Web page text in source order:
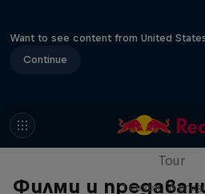
Want to see content from United
Continue
Филми и
WSL
Tour
1 сезон · 6